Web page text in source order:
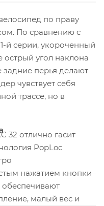
по праву
По сравнению с
й серии, укороченный
острый угол наклона
перья делают
чувствует себя
трассе, но в
32 отлично гасит
PopLoc
нажатием кнопки
малый вес и